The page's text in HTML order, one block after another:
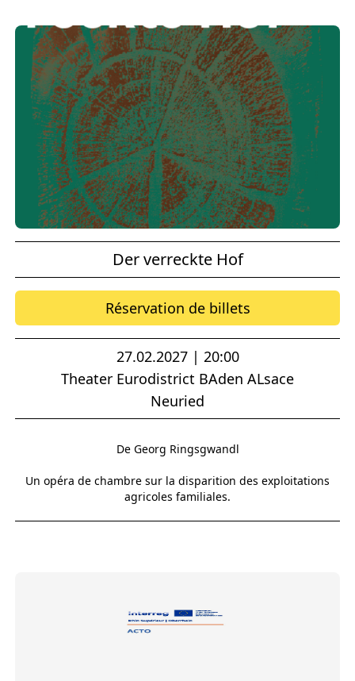
Der verreckte Hof
Réservation de billets
27.02.2027 | 20:00
Theater Eurodistrict BAden ALsace
Neuried
De Georg Ringsgwandl
Un opéra de chambre sur la disparition des exploitations
agricoles familiales.